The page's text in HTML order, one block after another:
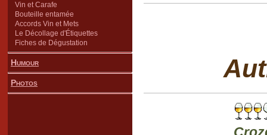
Vin et Carafe
Bouteille entamée
Accords Vin et Mets
Le Décollage d'Étiquettes
Fiches de Dégustation
Humour
Photos